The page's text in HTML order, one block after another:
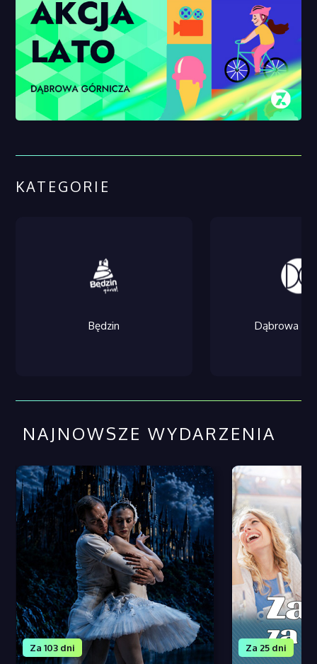
KATEGORIE
Będzin Dąbrowa
NAJNOWSZE WYDARZENIA
Za 103 dni Za 25 dni